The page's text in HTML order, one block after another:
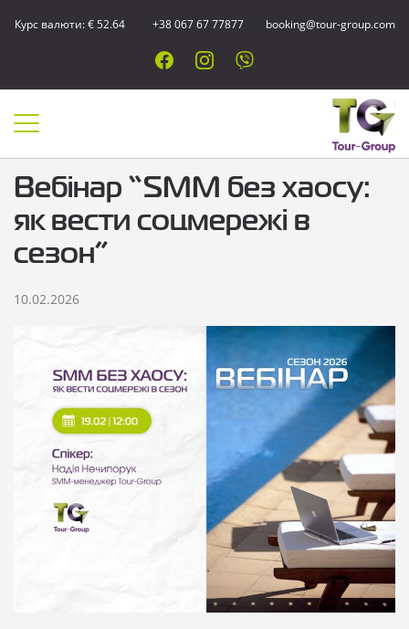
Курс валюти: € 52.64 +38 067 67 77877 booking@tour-group.com
Вебінар “SMM без хаосу:
як вести соцмережі в
сезон”
10.02.2026